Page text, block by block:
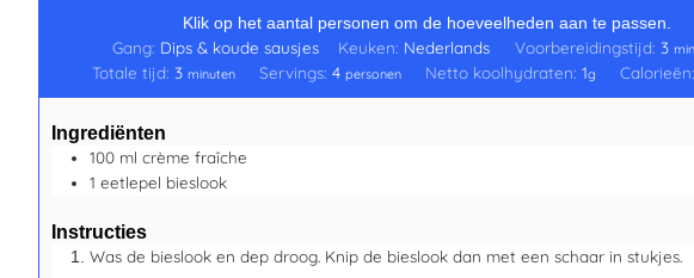
Klik op het aantal personen om de hoeveelheden aan te passen.
Gang: Dips & koude sausjes Keuken: Nederlands Voorbereidingstijd: 3
Totale tijd: 3 minuten Servings: 4 personen Netto koolhydraten: 1g Calorieën:
Ingrediënten
100 ml crème fraîche
1 eetlepel bieslook
Instructies
Was de bieslook en dep droog. Knip de bieslook dan met een schaar in stukjes.